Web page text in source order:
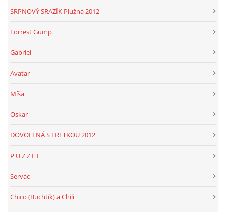
SRPNOVÝ SRAZÍK Plužná 2012
Forrest Gump
Gabriel
Avatar
Míša
Oskar
DOVOLENÁ S FRETKOU 2012
P U Z Z L E
Servác
Chico (Buchtík) a Chili